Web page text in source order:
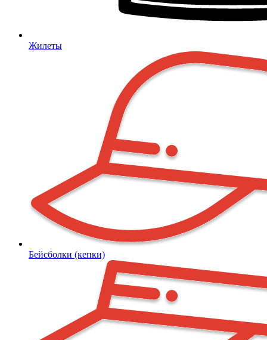
Жилеты
Бейсболки (кепки)